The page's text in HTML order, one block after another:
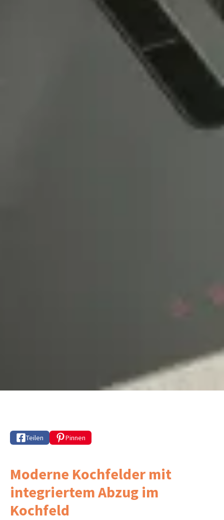
Teilen Pinnen
Moderne Kochfelder mit
integriertem Abzug im
Kochfeld